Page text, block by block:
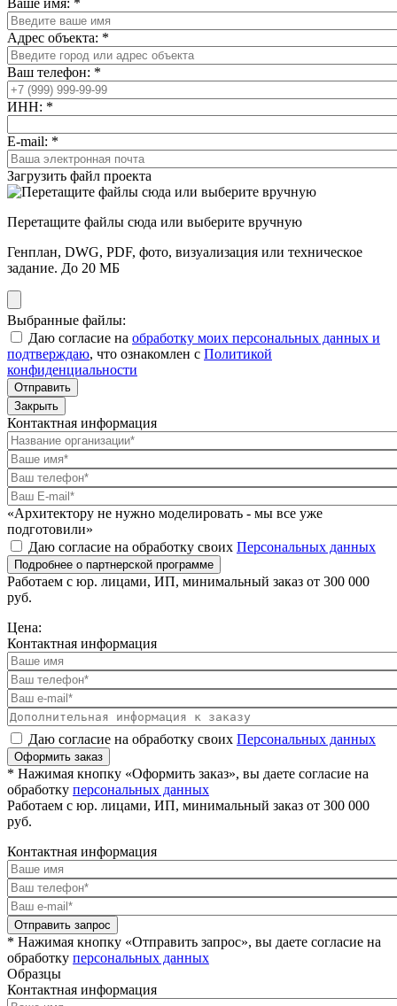
Адрес объекта: *
Ваш телефон: *
ИНН: *
E-mail: *
Загрузить файл проекта
Перетащите файлы сюда или выберите вручную
Генплан, DWG, PDF, фото, визуализация или техническое
задание. До 20 МБ
Выбранные файлы:
Даю согласие на обработку моих персональных данных и
подтверждаю, что ознакомлен с Политикой
конфиденциальности
Отправить
Закрыть
Контактная информация
«Архитектору не нужно моделировать - мы все уже
подготовили»
Даю согласие на обработку своих Персональных данных
Подробнее о партнерской программе
Работаем с юр. лицами, ИП, минимальный заказ от 300 000
руб.
Цена:
Контактная информация
Даю согласие на обработку своих Персональных данных
Оформить заказ
* Нажимая кнопку «Оформить заказ», вы даете согласие на
обработку персональных данных
Работаем с юр. лицами, ИП, минимальный заказ от 300 000
руб.
Контактная информация
Отправить запрос
* Нажимая кнопку «Отправить запрос», вы даете согласие на
обработку персональных данных
Образцы
Контактная информация